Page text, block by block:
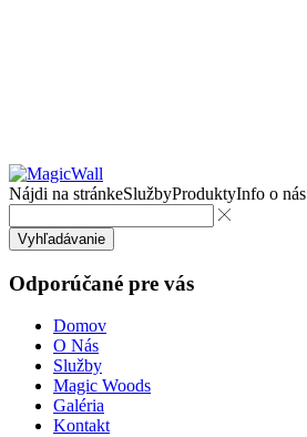
Nájdi na stránkeSlužbyProduktyInfo o nás
Vyhľadávanie
Odporúčané pre vás
Domov
O Nás
Služby
Magic Woods
Galéria
Kontakt